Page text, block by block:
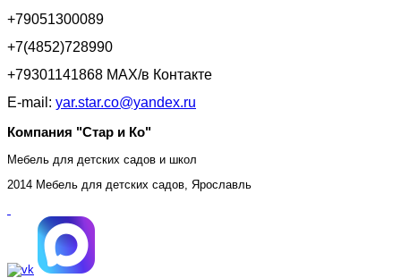
+79051300089
+7(4852)728990
+79301141868 MAX/в Контакте
E-mail: yar.star.co@yandex.ru
Компания "Стар и Ко"
Мебель для детских садов и школ
2014 Мебель для детских садов, Ярославль